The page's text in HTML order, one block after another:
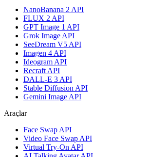
NanoBanana 2 API
FLUX 2 API
GPT Image 1 API
Grok Image API
SeeDream V5 API
Imagen 4 API
Ideogram API
Recraft API
DALL-E 3 API
Stable Diffusion API
Gemini Image API
Araçlar
Face Swap API
Video Face Swap API
Virtual Try-On API